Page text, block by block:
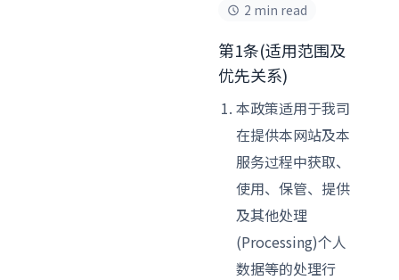
2 min read
第1条(适用范围及
优先关系)
本政策适用于我司
在提供本网站及本
服务过程中获取、
使用、保管、提供
及其他处理
(Processing)个人
数据等的处理行